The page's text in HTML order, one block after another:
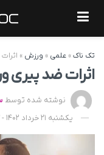
تک ناک» علمی » ورزش »
اثرات ضد
نوشته شده توسط
یکشنبه 21 خرداد 1402 - 12:23